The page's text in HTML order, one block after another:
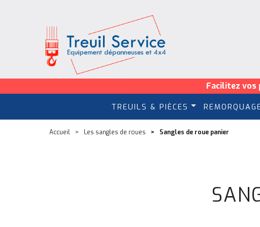
Facilitez vos
TREUILS & PIÈCES
Accueil Les sangles de roues Sangles de roue panier